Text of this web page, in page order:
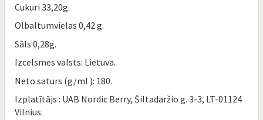
Cukuri 33,20g.
Olbaltumvielas 0,42 g.
Sāls 0,28g.
Izcelsmes valsts: Lietuva.
Neto saturs (g/ml ): 180.
Izplatītājs : UAB Nordic Berry, Šiltadaržio g. 3-3, LT-01124
Vilnius.